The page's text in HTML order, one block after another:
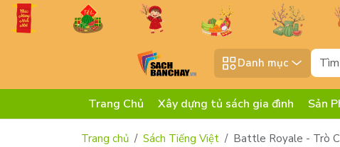
Danh mục
Trang Chủ Xây dựng tủ sách gia đình Sản
Trang chủ Sách Tiếng Việt Battle Royale - Trò